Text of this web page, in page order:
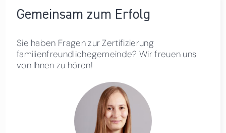
Gemeinsam zum Erfolg
Sie haben Fragen zur Zertifizierung
familienfreundlichegemeinde? Wir freuen uns
von Ihnen zu hören!